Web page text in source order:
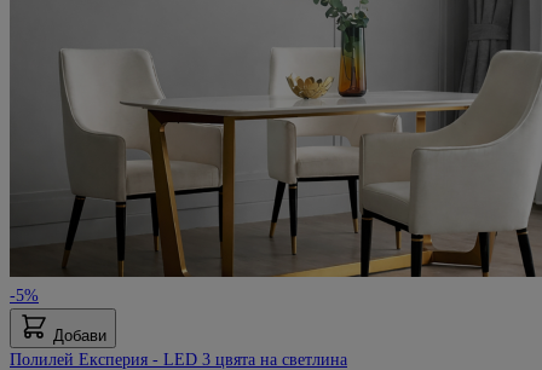
-5%
Добави
Полилей Експерия - LED 3 цвята на светлина